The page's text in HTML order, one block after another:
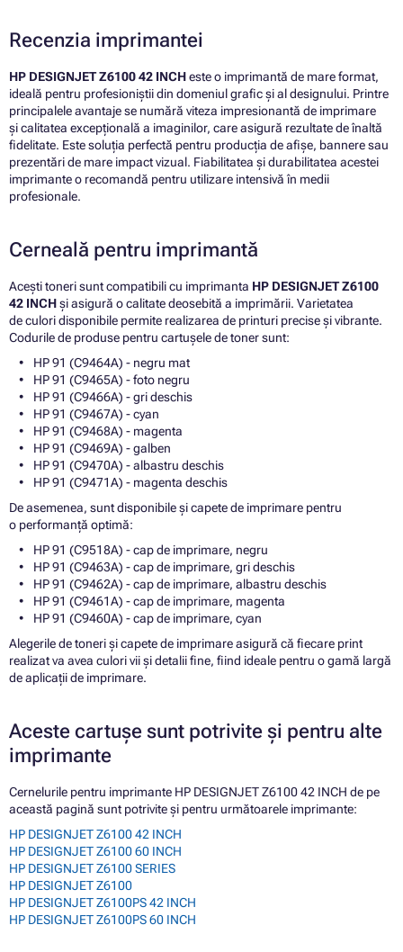
Recenzia imprimantei
HP DESIGNJET Z6100 42 INCHeste o imprimantă de mare format,
ideală pentru profesioniștii din domeniul grafic și al designului. Printre
principalele avantaje se numără viteza impresionantă de imprimare
și calitatea excepțională a imaginilor, care asigură rezultate de înaltă
fidelitate. Este soluția perfectă pentru producția de afișe, bannere sau
prezentări de mare impact vizual. Fiabilitatea și durabilitatea acestei
imprimante o recomandă pentru utilizare intensivă în medii
profesionale.
Cerneală pentru imprimantă
Acești toneri sunt compatibili cu imprimanta HP DESIGNJET Z6100
42 INCHși asigură o calitate deosebită a imprimării. Varietatea
de culori disponibile permite realizarea de printuri precise și vibrante.
Codurile de produse pentru cartușele de toner sunt:
HP 91 (C9464A) - negru mat
HP 91 (C9465A) - foto negru
HP 91 (C9466A) - gri deschis
HP 91 (C9467A) - cyan
HP 91 (C9468A) - magenta
HP 91 (C9469A) - galben
HP 91 (C9470A) - albastru deschis
HP 91 (C9471A) - magenta deschis
De asemenea, sunt disponibile și capete de imprimare pentru
o performanță optimă:
HP 91 (C9518A) - cap de imprimare, negru
HP 91 (C9463A) - cap de imprimare, gri deschis
HP 91 (C9462A) - cap de imprimare, albastru deschis
HP 91 (C9461A) - cap de imprimare, magenta
HP 91 (C9460A) - cap de imprimare, cyan
Alegerile de toneri și capete de imprimare asigură că fiecare print
realizat va avea culori vii și detalii fine, fiind ideale pentru o gamă largă
de aplicații de imprimare.
Aceste cartușe sunt potrivite și pentru alte
imprimante
Cernelurile pentru imprimante HP DESIGNJET Z6100 42 INCH de pe
această pagină sunt potrivite și pentru următoarele imprimante:
HP DESIGNJET Z6100 42 INCH
HP DESIGNJET Z6100 60 INCH
HP DESIGNJET Z6100 SERIES
HP DESIGNJET Z6100
HP DESIGNJET Z6100PS 42 INCH
HP DESIGNJET Z6100PS 60 INCH